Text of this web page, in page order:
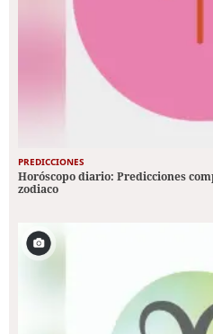
PREDICCIONES
Horóscopo diario: Predicciones
zodiaco